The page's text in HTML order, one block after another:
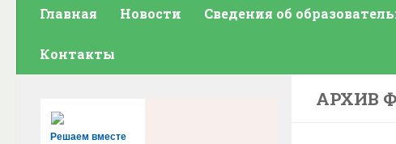
Главная Новости Сведения об
Контакты
АРХИВ
Решаем вместе